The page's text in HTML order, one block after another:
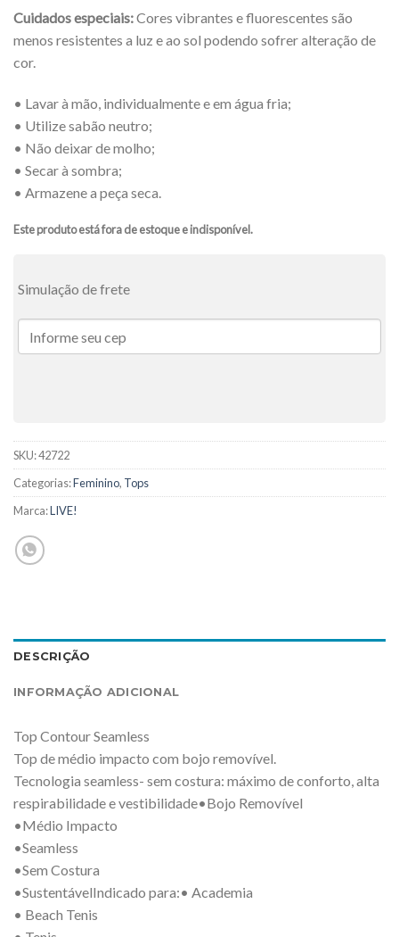
Cuidados especiais:Cores vibrantes e fluorescentes são
menos resistentes a luz e ao sol podendo sofrer alteração de
cor.
• Lavar à mão, individualmente e em água fria;
• Utilize sabão neutro;
• Não deixar de molho;
• Secar à sombra;
• Armazene a peça seca.
Este produto está fora de estoque e indisponível.
Simulação de frete
SKU:42722
Categorias:Feminino, Tops
Marca:LIVE!
DESCRIÇÃO
INFORMAÇÃO ADICIONAL
Top Contour Seamless
Top de médio impacto com bojo removível.
Tecnologia seamless- sem costura: máximo de conforto, alta
respirabilidade e vestibilidade•Bojo Removível
•Médio Impacto
•Seamless
•Sem Costura
•SustentávelIndicado para:• Academia
• Beach Tenis